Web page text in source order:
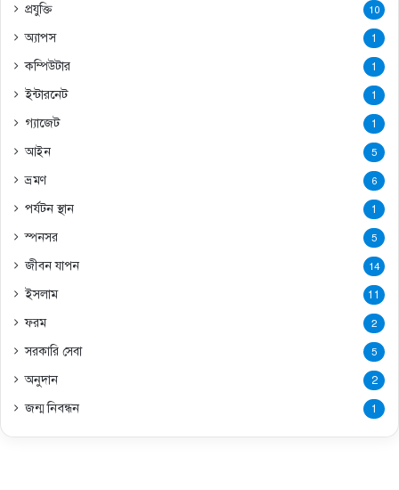
প্রযুক্তি 10
অ্যাপস 1
কম্পিউটার 1
ইন্টারনেট 1
গ্যাজেট 1
আইন 5
ভ্রমণ 6
পর্যটন স্থান 1
স্পনসর 5
জীবন যাপন 14
ইসলাম 11
ফরম 2
সরকারি সেবা 5
অনুদান 2
জন্ম নিবন্ধন 1